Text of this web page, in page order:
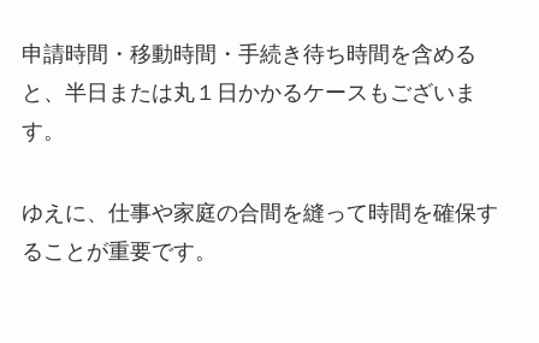
申請時間・移動時間・手続き待ち時間を含める
と、半日または丸１日かかるケースもございま
す。
ゆえに、仕事や家庭の合間を縫って時間を確保す
ることが重要です。